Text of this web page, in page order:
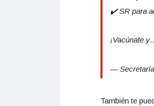
✔️ SR para
¡Vacúnate
— Secretaría
También te